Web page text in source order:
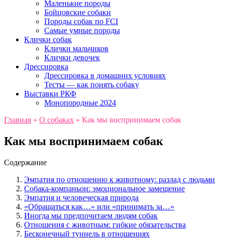
Маленькие породы
Бойцовские собаки
Породы собак по FCI
Самые умные породы
Клички собак
Клички мальчиков
Клички девочек
Дрессировка
Дрессировка в домашних условиях
Тесты — как понять собаку
Выставки РКФ
Монопородные 2024
Главная » О собаках » Как мы воспринимаем собак
Как мы воспринимаем собак
Содержание
Эмпатия по отношению к животному: разлад с людьми
Собака-компаньон: эмоциональное замещение
Эмпатия и человеческая природа
«Обращаться как…» или «принимать за…»
Иногда мы предпочитаем людям собак
Отношения с животным: гибкие обязательства
Бесконечный туннель в отношениях